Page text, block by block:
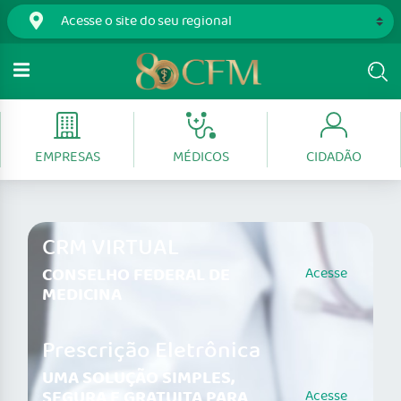
EMPRESAS MÉDICOS CIDADÃO
CRM VIRTUAL
CONSELHO FEDERAL DE
MEDICINA
Acesse
Prescrição Eletrônica
UMA SOLUÇÃO SIMPLES,
Acesse